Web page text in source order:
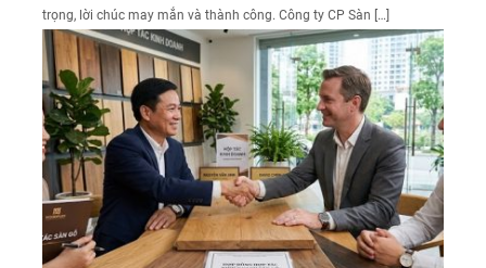
trọng, lời chúc may mắn và thành công. Công ty CP Sàn […]